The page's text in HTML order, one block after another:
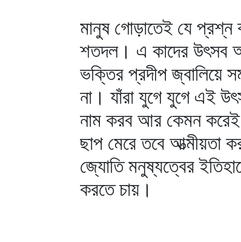
মানুষ গোড়াতেই যে
শতদল। এ কাদের উৎসব
ভক্তির প্রদীপ জ্বালিয়ে
না। যাঁরা যুগে যুগে এই
নাম করব আর কেমন করেই
ছাপ মেরে তবে আত্মীয়তা
জ্যোতি মনুষ্যত্বের
করতে চায়।